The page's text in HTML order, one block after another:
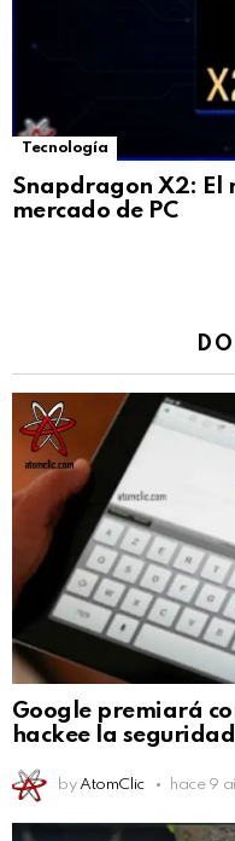
Tecnología
Snapdragon X2: El
mercado de PC
Google premiará
hackee la
by AtomClic hace 9